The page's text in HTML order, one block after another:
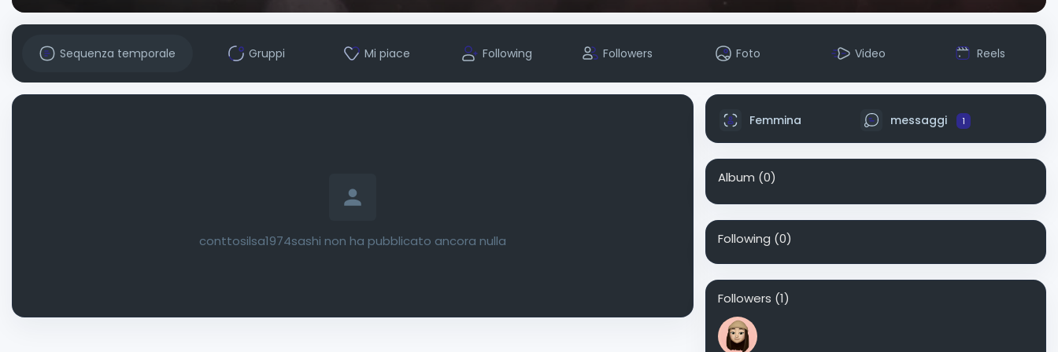
Sequenza temporale Gruppi Mi piace Following Followers Foto Video Reels
conttosilsa1974sashi non ha pubblicato ancora nulla
Femmina messaggi 1
Album (0)
Following (0)
Followers (1)